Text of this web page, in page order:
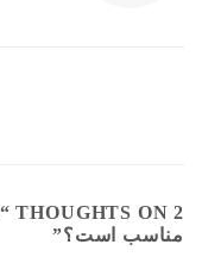
2 THOUGHTS ON “
مناسب است؟”